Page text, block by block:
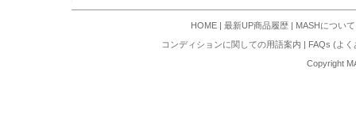
HOME | 最新UP商品履歴 | MASHについて
コンディションに関しての用語案内 | FAQs (よ
Copyright